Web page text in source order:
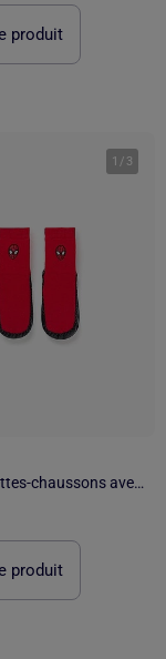
produit
1 / 3
Chaussettes-chaussons avec semelle antidérapante et Spider-Man
produit